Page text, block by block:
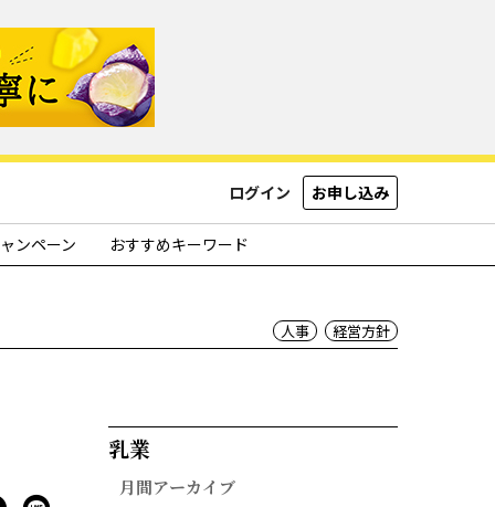
ログイン お申し込み
ンペーン おすすめキーワード
人事 経営方針
乳業​
月間アーカイブ